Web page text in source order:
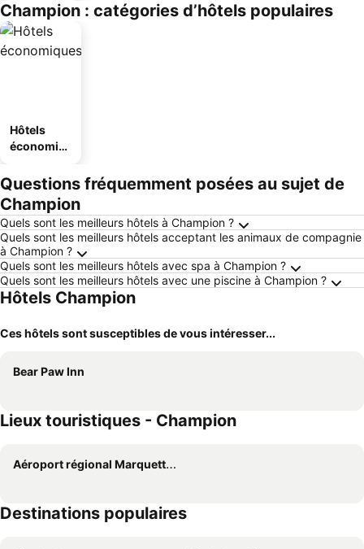
Champion : catégories d’hôtels populaires
Hôtels
économiq
Questions fréquemment posées au sujet de
Champion
Quels sont les meilleurs hôtels à Champion ?
Quels sont les meilleurs hôtels acceptant les animaux de compagnie
à Champion ?
Quels sont les meilleurs hôtels avec spa à Champion ?
Quels sont les meilleurs hôtels avec une piscine à Champion ?
Hôtels Champion
Ces hôtels sont susceptibles de vous intéresser...
Bear Paw Inn
Lieux touristiques - Champion
Aéroport régional Marquette Sawyer
Destinations populaires